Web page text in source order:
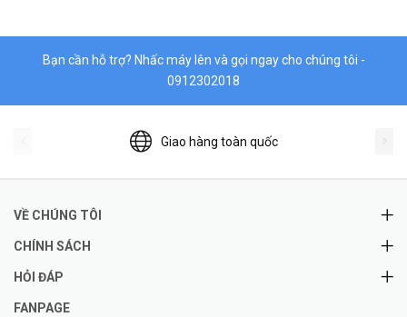
Bạn cần hỗ trợ? Nhấc máy lên và gọi ngay cho chúng tôi -
0912302018
Giao hàng toàn quốc
VỀ CHÚNG TÔI
CHÍNH SÁCH
HỎI ĐÁP
FANPAGE